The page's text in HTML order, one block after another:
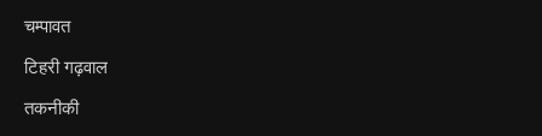
चम्पावत
टिहरी गढ़वाल
तकनीकी